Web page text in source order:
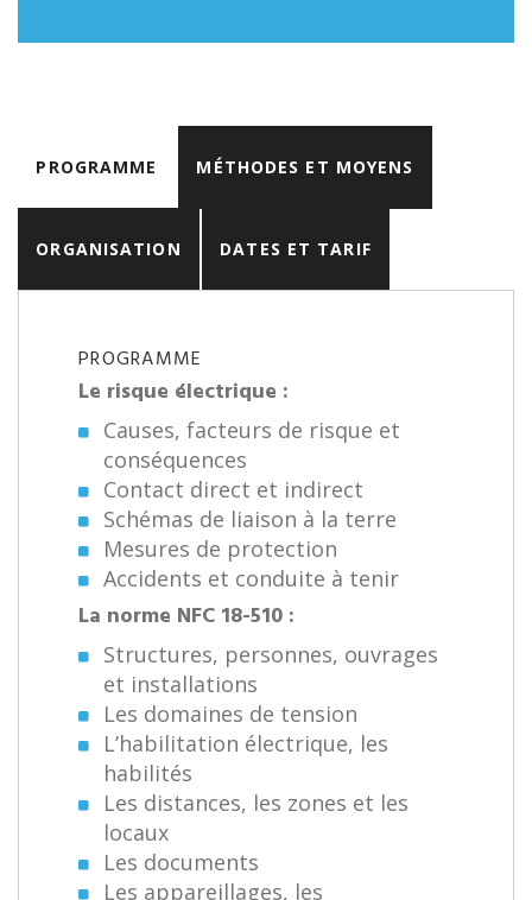
PROGRAMME MÉTHODES ET MOYENS
ORGANISATION DATES ET TARIF
PROGRAMME
Le risque électrique :
Causes, facteurs de risque et
conséquences
Contact direct et indirect
Schémas de liaison à la terre
Mesures de protection
Accidents et conduite à tenir
La norme NFC 18-510 :
Structures, personnes, ouvrages
et installations
Les domaines de tension
L’habilitation électrique, les
habilités
Les distances, les zones et les
locaux
Les documents
Les appareillages, les